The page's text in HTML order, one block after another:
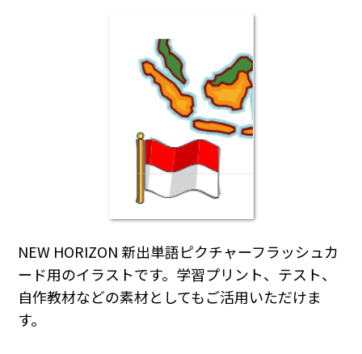
NEW HORIZON 新出単語ピクチャーフラッシュカ
ード用のイラストです。学習プリント、テスト、
自作教材などの素材としてもご活用いただけま
す。